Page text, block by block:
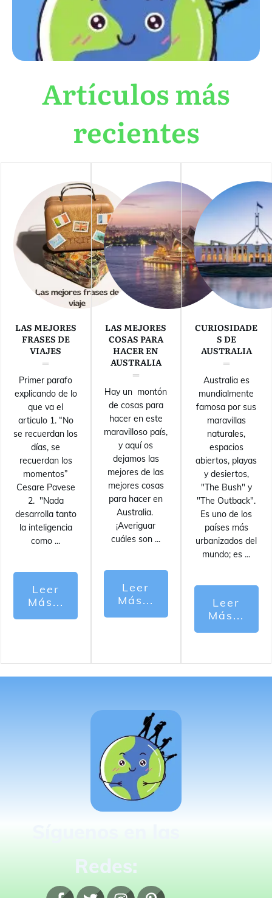
Artículos más
recientes
LAS MEJORES
FRASES DE
VIAJES
Primer parafo
explicando de lo
que va el
articulo 1. “No
se recuerdan los
días, se
recuerdan los
momentos”
Cesare Pavese
2. "Nada
desarrolla tanto
la inteligencia
como ...
Leer
Más...
LAS MEJORES
COSAS PARA
HACER EN
AUSTRALIA
Hay un montón
de cosas para
hacer en este
maravilloso país,
y aquí os
dejamos las
mejores de las
mejores cosas
para hacer en
Australia.
¡Averiguar
cuáles son ...
Leer
Más...
CURIOSIDADE
S DE
AUSTRALIA
Australia es
mundialmente
famosa por sus
maravillas
naturales,
espacios
abiertos, playas
y desiertos,
"The Bush" y
"The Outback".
Es uno de los
países más
urbanizados del
mundo; es ...
Leer
Más...
Redes: